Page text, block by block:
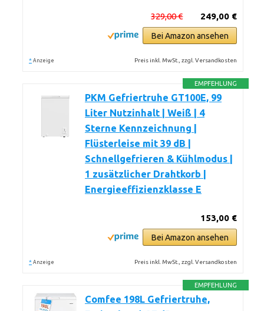
249,00 €
329,00 €
Bei Amazon ansehen
* Anzeige Preis inkl. MwSt., zzgl. Versandkosten
EMPFEHLUNG
PKM Gefriertruhe GT100E, 99
Liter Nutzinhalt | Weiß | 4
Sterne Kennzeichnung |
Flüsterleise mit 39 dB |
Schnellgefrieren & Kühlmodus |
1 zusätzlicher Drahtkorb |
Energieeffizienzklasse E
153,00 €
Bei Amazon ansehen
* Anzeige Preis inkl. MwSt., zzgl. Versandkosten
EMPFEHLUNG
Comfee 198L Gefriertruhe,